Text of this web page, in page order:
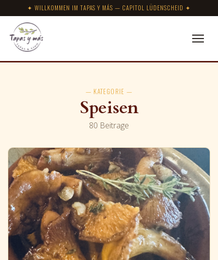
✦ WILLKOMMEN IM TAPAS Y MÁS — CAPITOL LÜDENSCHEID ✦
— KATEGORIE —
Speisen
80 Beitrage